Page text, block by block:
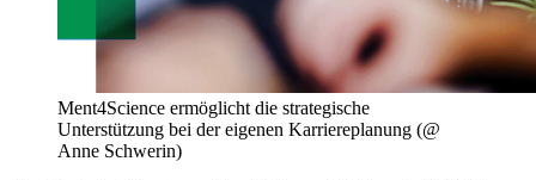
Ment4Science ermöglicht die strategische
Unterstützung bei der eigenen Karriereplanung (@
Anne Schwerin)